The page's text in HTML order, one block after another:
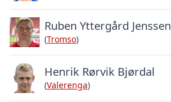
Ruben Yttergård Jenssen
(Tromso)
Henrik Rørvik Bjørdal
(Valerenga)